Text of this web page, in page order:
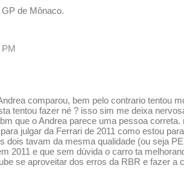
de Mônaco.
PM
comparou, bem pelo contrario tentou
tentou fazer né ? isso sim me deixa
que o Andrea parece uma pessoa
julgar da Ferrari de 2011 como estou
dois tavam da mesma qualidade (ou seja
2011 e que sem dúvida o carro ta
se aproveitar dos erros da RBR e fazer a